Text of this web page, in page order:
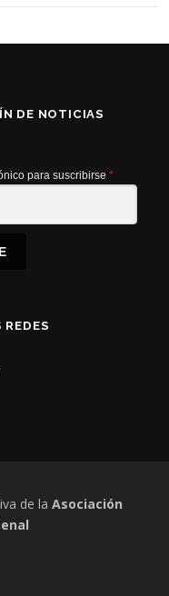
DE NOTICIAS
para suscribirse *
REDES
de la Asociación